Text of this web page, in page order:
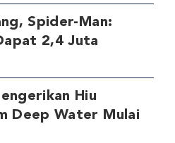
Spider-Man:
2,4 Juta
Hiu
Deep Water Mulai